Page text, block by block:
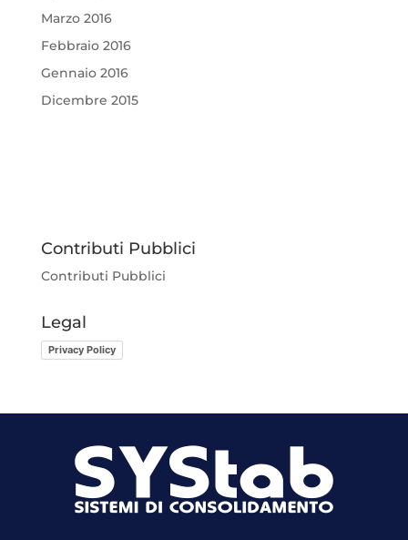
Marzo 2016
Febbraio 2016
Gennaio 2016
Dicembre 2015
Contributi Pubblici
Contributi Pubblici
Legal
Privacy Policy